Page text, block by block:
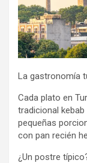
La gastronomía
Cada plato en
tradicional
pequeñas
con pan recién
¿Un postre